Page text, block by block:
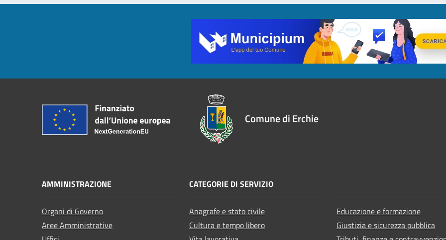
Comune di Erchie
AMMINISTRAZIONE
Organi di Governo
Aree Amministrative
CATEGORIE DI SERVIZIO
Anagrafe e stato civile
Cultura e tempo libero
Educazione e formazione
Giustizia e sicurezza pubblica